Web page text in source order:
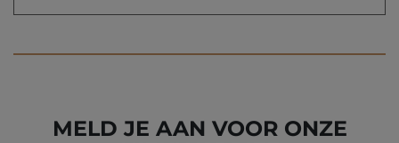
MELD JE AAN VOOR ONZE